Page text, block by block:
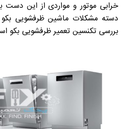
خرابی موتور و مواردی از این دست
دسته مشکلات ماشین ظرفشویی
بررسی تکنسین تعمیر ظرفشویی بکو